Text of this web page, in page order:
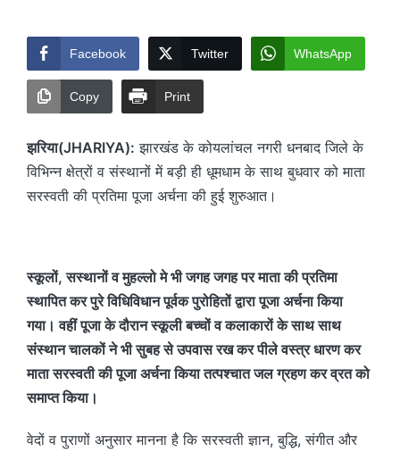
Facebook Twitter WhatsApp
Copy Print
झरिया(JHARIYA): झारखंड के कोयलांचल नगरी धनबाद जिले के
विभिन्न क्षेत्रों व संस्थानों में बड़ी ही धूमधाम के साथ बुधवार को माता
सरस्वती की प्रतिमा पूजा अर्चना की हुई शुरुआत।
स्कूलों, सस्थानों व मुहल्लो मे भी जगह जगह पर माता की प्रतिमा
स्थापित कर पुरे विधिविधान पूर्वक पुरोहितों द्वारा पूजा अर्चना किया
गया। वहीं पूजा के दौरान स्कूली बच्चों व कलाकारों के साथ साथ
संस्थान चालकों ने भी सुबह से उपवास रख कर पीले वस्त्र धारण कर
माता सरस्वती की पूजा अर्चना किया तत्पश्चात जल ग्रहण कर व्रत को
समाप्त किया।
वेदों व पुराणों अनुसार मानना है कि सरस्वती ज्ञान, बुद्धि, संगीत और